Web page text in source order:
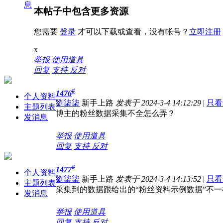
息
本帖子中包含更多资源
您需要 登录 才可以下载或查看，没有帐号？ 立即注册
x
举报 使用道具
回复 支持 反对
个人资料
主题列表
发消息
1476#
劉柒柒 新手上路 发表于 2024-3-4 14:12:29 | 只
博主的粉丝数据采集不全怎么弄？
举报 使用道具
回复 支持 反对
个人资料
主题列表
发消息
1477#
劉柒柒 新手上路 发表于 2024-3-4 14:13:52 | 只
采集到的数据跟给出的“粉丝资料示例数据”不
举报 使用道具